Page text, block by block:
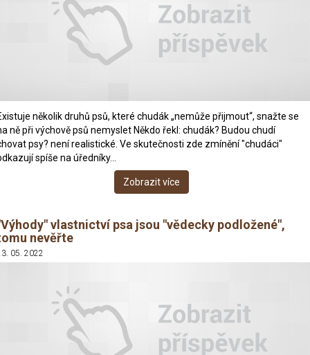
několik druhů psů, které chudák „nemůže přijmout“, snažte se
ně při výchově psů nemyslet Někdo řekl: chudák? Budou chudí
psy? není realistické. Ve skutečnosti zde zmínění "chudáci"
spíše na úředníky…
Zobrazit více
vlastnictví psa jsou "vědecky podložené",
nevěřte
05. 2022